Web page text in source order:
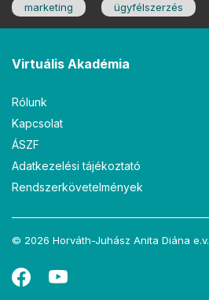
marketing ügyfélszerzés
Virtuális Akadémia
Rólunk
Kapcsolat
ÁSZF
Adatkezelési tájékoztató
Rendszerkövetelmények
© 2026 Horváth-Juhász Anita Diána e.v.